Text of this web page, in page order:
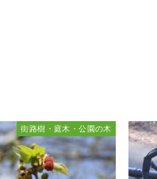
街路樹・庭木・公園の木